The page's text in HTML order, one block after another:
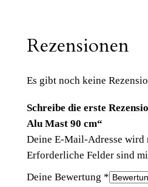
Rezensionen
Es gibt noch keine
Schreibe die erste
Alu Mast 90 cm“
Deine E-Mail-Adresse
Erforderliche Felder sind
Deine Bewertung *